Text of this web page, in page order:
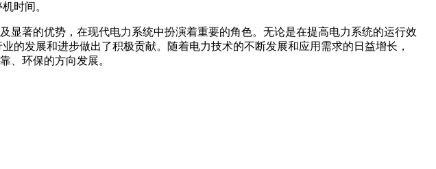
时间。
显著的优势，在现代电力系统中扮演着重要的角色。无论是在提高电力系统的运行效
发展和进步做出了积极贡献。随着电力技术的不断发展和应用需求的日益增长，
、环保的方向发展。